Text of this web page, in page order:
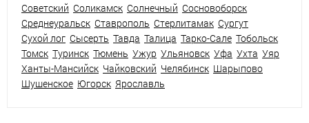
Советский Соликамск Солнечный Сосновоборск
Среднеуральск Ставрополь Стерлитамак Сургут
Сухой лог Сысерть Тавда Талица Тарко-Сале Тобольск
Томск Туринск Тюмень Ужур Ульяновск Уфа Ухта Уяр
Ханты-Мансийск Чайковский Челябинск Шарыпово
Шушенское Югорск Ярославль